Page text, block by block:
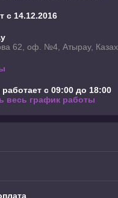
с 14.12.2016
62, оф. №4, Атырау,
работает с 09:00 до 18:00
весь график работы